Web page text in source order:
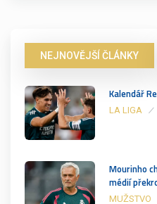
NEJNOVĚJŠÍ ČLÁNKY
Kalendář
LA LIGA
Mourinho
médií
MUŽSTVO